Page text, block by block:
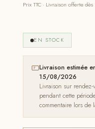
Prix TTC · Livraison offerte
EN STOCK
Livraison estimée
15/08/2026
Livraison sur
pendant cette
commentaire lors de